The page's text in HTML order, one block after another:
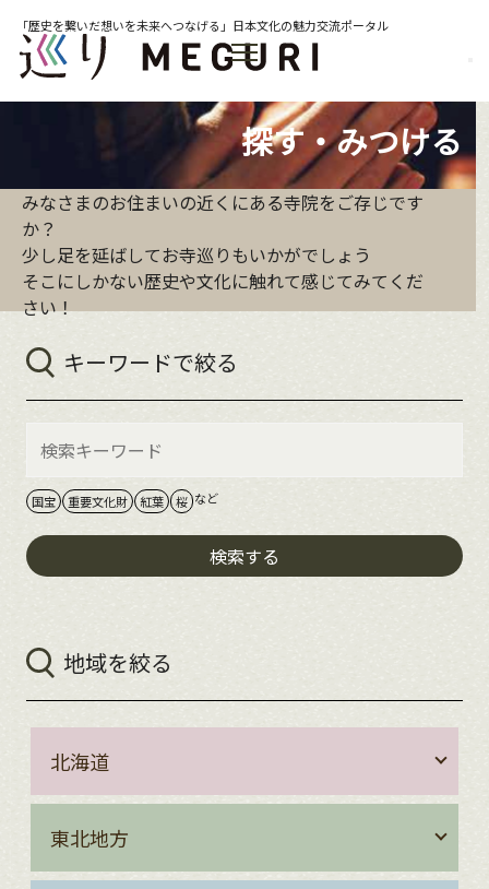
「歴史を繋いだ想いを未来へつなげる」日本文化の魅力交流ポータル
探す・みつける
みなさまのお住まいの近くにある寺院をご存じです
か？
少し足を延ばしてお寺巡りもいかがでしょう
そこにしかない歴史や文化に触れて感じてみてくだ
さい！
キーワードで絞る
国宝 重要文化財 紅葉 桜 など
検索する
地域を絞る
北海道
東北地方